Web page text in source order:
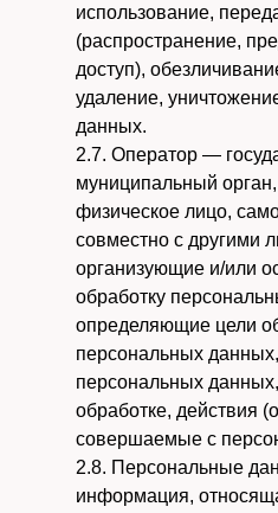
использование,
(распространение,
доступ),
удаление,
данных.
2.7. Оператор —
муниципальный
физическое лицо,
совместно с другими
организующие и/или
обработку
определяющие цели
персональных
персональных
обработке, действия
совершаемые с
2.8. Персональные
информация,